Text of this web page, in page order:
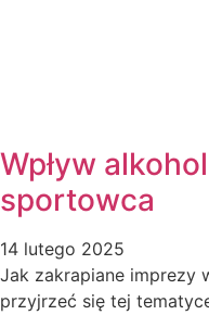
Wpływ
sportowca
14 lutego 2025
Jak zakrapiane imprezy
przyjrzeć się tej